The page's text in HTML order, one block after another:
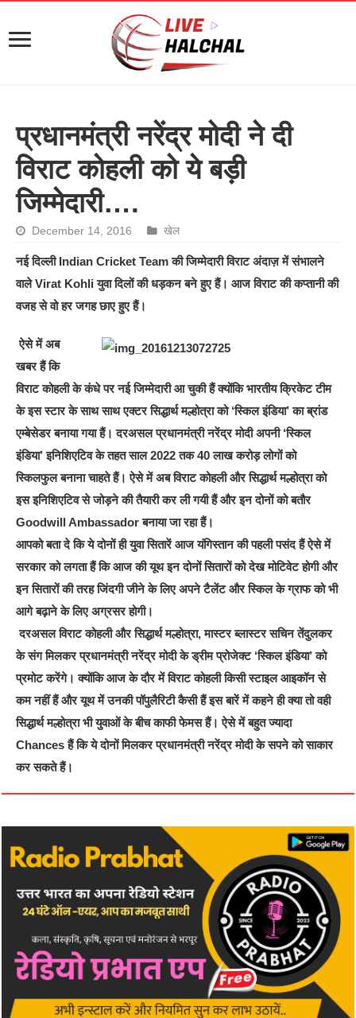
प्रधानमंत्री नरेंद्र मोदी ने दी
विराट कोहली को ये बड़ी
जिम्मेदारी….
December 14, 2016 खेल
नई दिल्ली Indian Cricket Team की जिम्मेदारी विराट अंदाज़ में संभालने
वाले Virat Kohli युवा दिलों की धड़कन बने हुए हैं। आज विराट की कप्तानी की
वजह से वो हर जगह छाए हुए हैं।
ऐसे में अब
खबर हैं कि
विराट कोहली के कंधे पर नई जिम्मेदारी आ चुकी हैं क्योंकि भारतीय क्रिकेट टीम
के इस स्टार के साथ साथ एक्टर सिद्धार्थ मल्होत्रा को ‘स्किल इंडिया’ का ब्रांड
एम्बेसेडर बनाया गया हैं। दरअसल प्रधानमंत्री नरेंद्र मोदी अपनी ‘स्किल
इंडिया’ इनिशिएटिव के तहत साल 2022 तक 40 लाख करोड़ लोगों को
स्किलफुल बनाना चाहते हैं। ऐसे में अब विराट कोहली और सिद्धार्थ मल्होत्रा को
इस इनिशिएटिव से जोड़ने की तैयारी कर ली गयी हैं और इन दोनों को बतौर
Goodwill Ambassador बनाया जा रहा हैं।
आपको बता दे कि ये दोनों ही युवा सितारें आज यंगिस्तान की पहली पसंद हैं ऐसे में
सरकार को लगता हैं कि आज की यूथ इन दोनों सितारों को देख मोटिवेट होगी और
इन सितारों की तरह जिंदगी जीने के लिए अपने टैलेंट और स्किल के ग्राफ को भी
आगे बढ़ाने के लिए अग्रसर होगी।
दरअसल विराट कोहली और सिद्धार्थ मल्होत्रा, मास्टर ब्लास्टर सचिन तेंदुलकर
के संग मिलकर प्रधानमंत्री नरेंद्र मोदी के ड्रीम प्रोजेक्ट ‘स्किल इंडिया’ को
प्रमोट करेंगे। क्योंकि आज के दौर में विराट कोहली किसी स्टाइल आइकॉन से
कम नहीं हैं और यूथ में उनकी पॉपुलैरिटी कैसी हैं इस बारें में कहने ही क्या तो वही
सिद्धार्थ मल्होत्रा भी युवाओं के बीच काफी फेमस हैं। ऐसे में बहुत ज्यादा
Chances हैं कि ये दोनों मिलकर प्रधानमंत्री नरेंद्र मोदी के सपने को साकार
कर सकते हैं।